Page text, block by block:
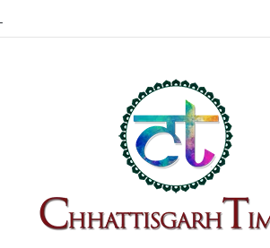
| वायरल नामों पर आयोग का खुलासा